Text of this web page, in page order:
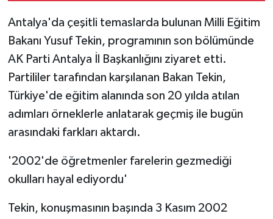
Antalya'da çeşitli temaslarda bulunan Milli Eğitim
Bakanı Yusuf Tekin, programının son bölümünde
AK Parti Antalya İl Başkanlığını ziyaret etti.
Partililer tarafından karşılanan Bakan Tekin,
Türkiye'de eğitim alanında son 20 yılda atılan
adımları örneklerle anlatarak geçmiş ile bugün
arasındaki farkları aktardı.
'2002'de öğretmenler farelerin gezmediği
okulları hayal ediyordu'
Tekin, konuşmasının başında 3 Kasım 2002